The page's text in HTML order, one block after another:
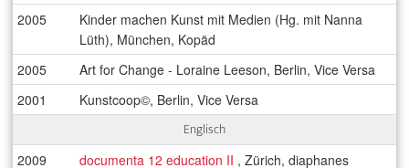
2005
Kinder machen Kunst mit Medien (Hg. mit Nanna
Lüth), München, Kopäd
2005
Art for Change - Loraine Leeson, Berlin, Vice Versa
2001
Kunstcoop©, Berlin, Vice Versa
Englisch
2009 documenta 12 education II , Zürich, diaphanes